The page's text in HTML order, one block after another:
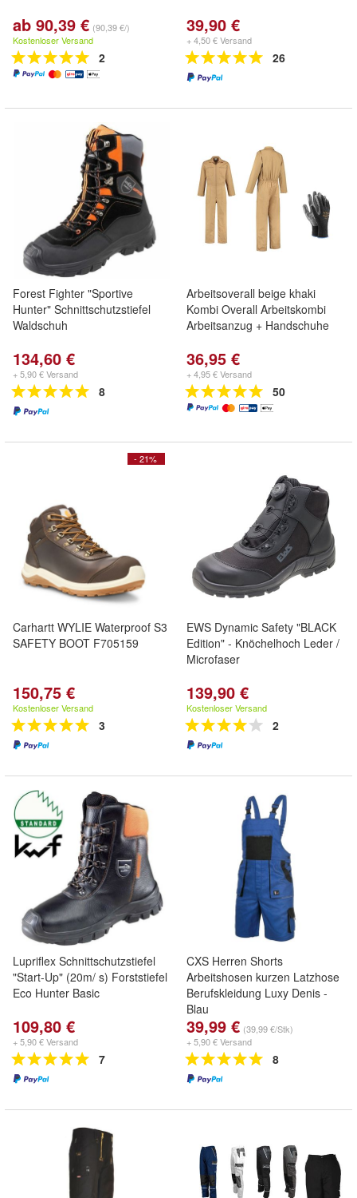
ab 90,39 € (90,39 €/)
Kostenloser Versand
2
39,90 €
+ 4,50 € Versand
26
Forest Fighter "Sportive
Hunter" Schnittschutzstiefel
Waldschuh
134,60 €
+ 5,90 € Versand
8
Arbeitsoverall beige khaki
Kombi Overall Arbeitskombi
Arbeitsanzug + Handschuhe
36,95 €
+ 4,95 € Versand
50
- 21%
Carhartt WYLIE Waterproof S3
SAFETY BOOT F705159
150,75 €
Kostenloser Versand
3
EWS Dynamic Safety "BLACK
Edition" - Knöchelhoch Leder /
Microfaser
139,90 €
Kostenloser Versand
2
Lupriflex Schnittschutzstiefel
"Start-Up" (20m/ s) Forststiefel
Eco Hunter Basic
109,80 €
+ 5,90 € Versand
7
CXS Herren Shorts
Arbeitshosen kurzen Latzhose
Berufskleidung Luxy Denis -
Blau
39,99 € (39,99 €/Stk)
+ 5,90 € Versand
8